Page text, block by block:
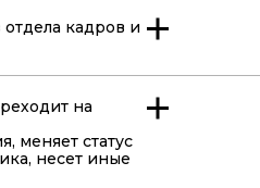
отдела кадров и
на
меняет статус
несет иные